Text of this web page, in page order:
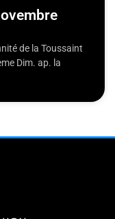
de la Toussaint
Dim. ap. la